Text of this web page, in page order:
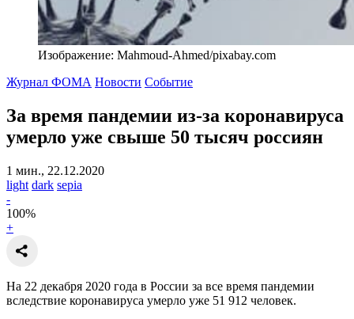
Изображение: Mahmoud-Ahmed/pixabay.com
Журнал ФОМА Новости Событие
За время пандемии из-за коронавируса
умерло уже свыше 50 тысяч россиян
1 мин., 22.12.2020
light dark sepia
-
100%
+
На 22 декабря 2020 года в России за все время пандемии
вследствие коронавируса умерло уже 51 912 человек.